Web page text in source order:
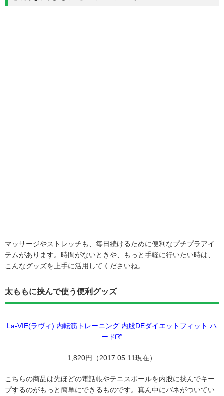
マッサージやストレッチも、毎日続けるために便利なプチプラアイ
テムがあります。時間がないときや、もっと手軽に行いたい時は、
こんなグッズを上手に活用してくださいね。
太ももに挟んで使う便利グッズ
La-VIE(ラヴィ) 内転筋トレーニング 内股DEダイエットフィット ハ
ード
1,820円（2017.05.11現在）
こちらの商品は先ほどの電話帳やテニスボールを内股に挟んでキー
プするのがもっと簡単にできるものです。真ん中にバネがついてい